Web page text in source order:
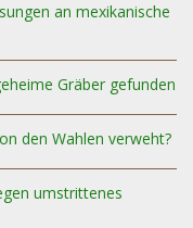
an mexikanische
Gräber gefunden
den Wahlen verweht?
umstrittenes